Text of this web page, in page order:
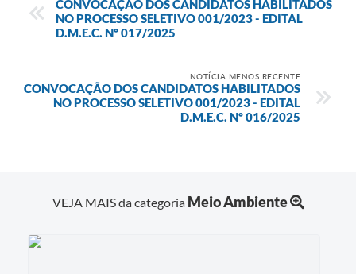
CONVOCAÇÃO DOS CANDIDATOS HABILITADOS
NO PROCESSO SELETIVO 001/2023 - EDITAL
D.M.E.C. Nº 017/2025
NOTÍCIA MENOS RECENTE
CONVOCAÇÃO DOS CANDIDATOS HABILITADOS
NO PROCESSO SELETIVO 001/2023 - EDITAL
D.M.E.C. Nº 016/2025
VEJA MAIS da categoria Meio Ambiente